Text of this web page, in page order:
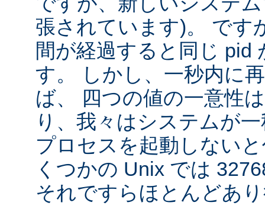
張されています)。 です
間が経過すると同じ pid
す。 しかし、一秒内に
ば、 四つの値の一意性
り、我々はシステムが
プロセスを起動しない
くつかの Unix では
それですらほとんどあ